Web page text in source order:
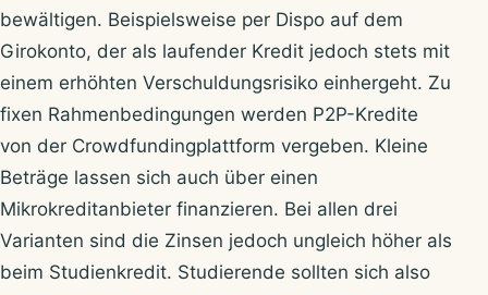
bewältigen. Beispielsweise per Dispo auf dem
Girokonto, der als laufender Kredit jedoch stets mit
einem erhöhten Verschuldungsrisiko einhergeht. Zu
fixen Rahmenbedingungen werden P2P-Kredite
von der Crowdfundingplattform vergeben. Kleine
Beträge lassen sich auch über einen
Mikrokreditanbieter finanzieren. Bei allen drei
Varianten sind die Zinsen jedoch ungleich höher als
beim Studienkredit. Studierende sollten sich also